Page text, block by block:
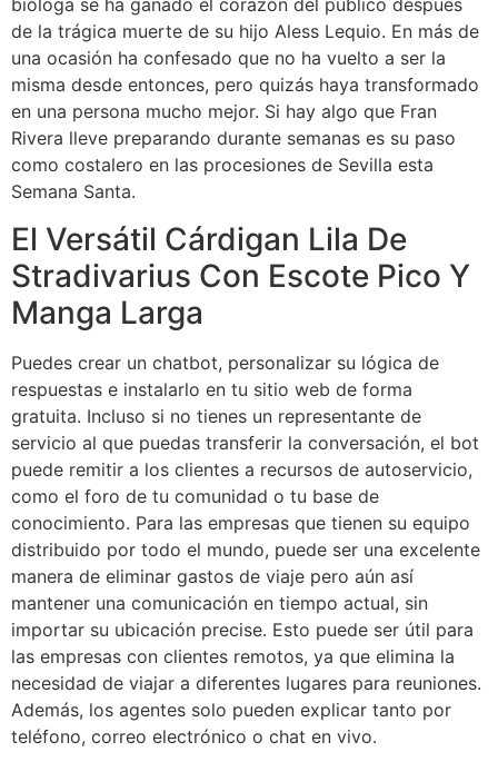
bióloga se ha ganado el corazón del público después
de la trágica muerte de su hijo Aless Lequio. En más de
una ocasión ha confesado que no ha vuelto a ser la
misma desde entonces, pero quizás haya transformado
en una persona mucho mejor. Si hay algo que Fran
Rivera lleve preparando durante semanas es su paso
como costalero en las procesiones de Sevilla esta
Semana Santa.
El Versátil Cárdigan Lila De
Stradivarius Con Escote Pico Y
Manga Larga
Puedes crear un chatbot, personalizar su lógica de
respuestas e instalarlo en tu sitio web de forma
gratuita. Incluso si no tienes un representante de
servicio al que puedas transferir la conversación, el bot
puede remitir a los clientes a recursos de autoservicio,
como el foro de tu comunidad o tu base de
conocimiento. Para las empresas que tienen su equipo
distribuido por todo el mundo, puede ser una excelente
manera de eliminar gastos de viaje pero aún así
mantener una comunicación en tiempo actual, sin
importar su ubicación precise. Esto puede ser útil para
las empresas con clientes remotos, ya que elimina la
necesidad de viajar a diferentes lugares para reuniones.
Además, los agentes solo pueden explicar tanto por
teléfono, correo electrónico o chat en vivo.